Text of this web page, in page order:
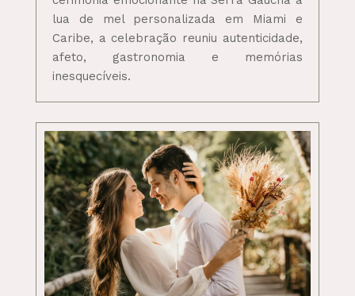
lua de mel personalizada em Miami e
Caribe, a celebração reuniu autenticidade,
afeto, gastronomia e memórias
inesquecíveis.